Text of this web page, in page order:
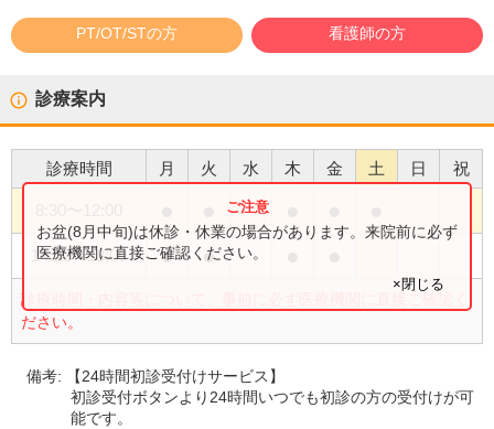
PT/OT/STの方 看護師の方
診療案内
診療時間 月 火 水 木 金 土 日 祝
14:30〜18:00 ● ●
診療時間・内容等について、事前に必ず医療機関に直接ご確認く
ださい。
お盆(8月中旬)は休診・休業の場合があります。来院前に必ず
医療機関に直接ご確認ください。
×閉じる
備考:
【24時間初診受付けサービス】
初診受付ボタンより24時間いつでも初診の方の受付けが可
能です。